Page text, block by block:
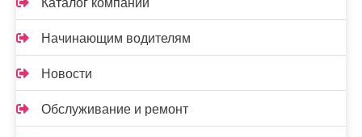
Каталог компаний
Начинающим водителям
Новости
Обслуживание и ремонт